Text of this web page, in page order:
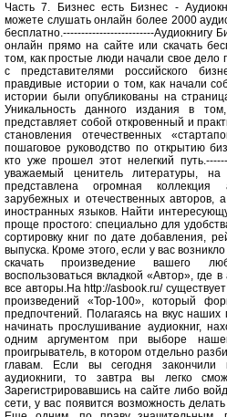
Часть 7. Бизнес есть Бизнес -
можете слушать онлайн более 2000
бесплатно.-------------------------Аудиокнигу
онлайн прямо на сайте или скачать
том, как простые люди начали свое дело
с представителями российского
правдивые истории о том, как начали
истории были опубликованы на
Уникальность данного издания в
представляет собой откровенный и
становления отечественных
пошаговое руководство по открытию
кто уже прошел этот нелегкий
уважаемый ценитель литературы,
представлена огромная коллекция
зарубежных и отечественных авторов,
иностранных языков. Найти
проще простого: специально для
сортировку книг по дате добавления,
выпуска. Кроме этого, если у вас
скачать произведение вашего
воспользоваться вкладкой «Автор»,
все авторы.На http://asbook.ru/
произведений «Top-100», который
предпочтений. Полагаясь на вкус
начинать прослушивание аудиокниг,
одним аргументом при выборе
проигрыватель, в котором отдельно
главам. Если вы сегодня закончили
аудиокниги, то завтра вы легко
Зарегистрировавшись на сайте либо
сети, у вас появится возможность